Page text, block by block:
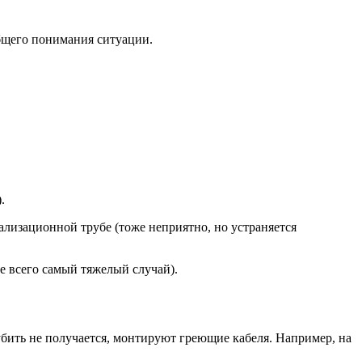
понимания ситуации.
трубе (тоже неприятно, но устраняется
всего самый тяжелый случай).
не получается, монтируют греющие кабеля. Например, на